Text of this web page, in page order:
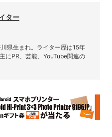
ター
県生まれ。ライター歴は15年
にPR、芸能、YouTube関連の